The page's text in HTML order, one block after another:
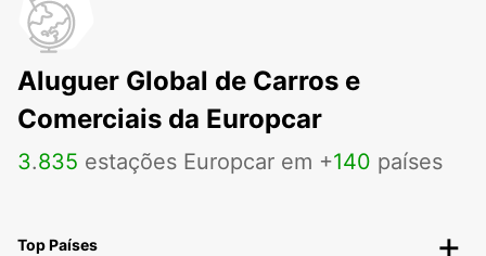
Aluguer Global de Carros e
Comerciais da Europcar
3.835 estações Europcar em +140 países
Top Países